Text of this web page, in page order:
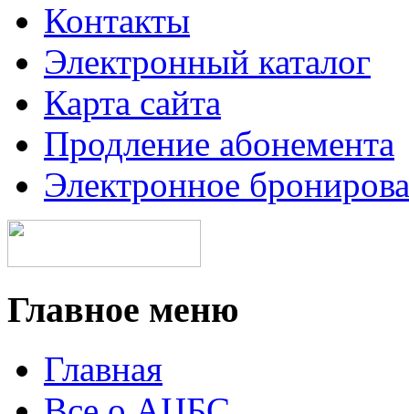
Контакты
Электронный каталог
Карта сайта
Продление абонемента
Электронное
Главное меню
Главная